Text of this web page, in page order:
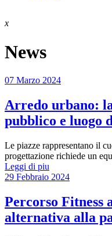
x
News
07 Marzo 2024
Arredo urbano:
pubblico e luogo
Le piazze rappresentano il
progettazione richiede un
Leggi di piu
29 Febbraio 2024
Percorso Fitness
alternativa alla